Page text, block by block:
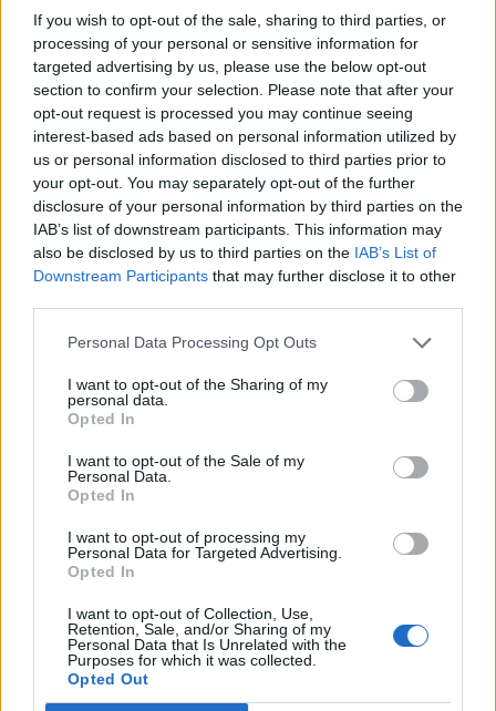
If you wish to opt-out of the sale, sharing to third parties, or
processing of your personal or sensitive information for
targeted advertising by us, please use the below opt-out
section to confirm your selection. Please note that after your
opt-out request is processed you may continue seeing
interest-based ads based on personal information utilized by
us or personal information disclosed to third parties prior to
your opt-out. You may separately opt-out of the further
disclosure of your personal information by third parties on the
IAB’s list of downstream participants. This information may
also be disclosed by us to third parties on the IAB’s List of
Downstream Participants that may further disclose it to other
Personal Data Processing Opt Outs
I want to opt-out of the Sharing of my
personal data.
Opted In
I want to opt-out of the Sale of my
Personal Data.
Opted In
I want to opt-out of processing my
Personal Data for Targeted Advertising.
Opted In
I want to opt-out of Collection, Use,
Retention, Sale, and/or Sharing of my
Personal Data that Is Unrelated with the
Purposes for which it was collected.
Opted Out
Domenica 01 novembre
Benfica
CHAMP.
PORTUGAL
19h00
FC Alverca
Domenica 08 novembre
Estrela da
Amadora
CHAMP.
PORTUGAL
19h00
Benfica
Domenica 29 novembre
19h00
Domenica 13 dicembre
Benfica
CHAMP.
PORTUGAL
19h00
Braga